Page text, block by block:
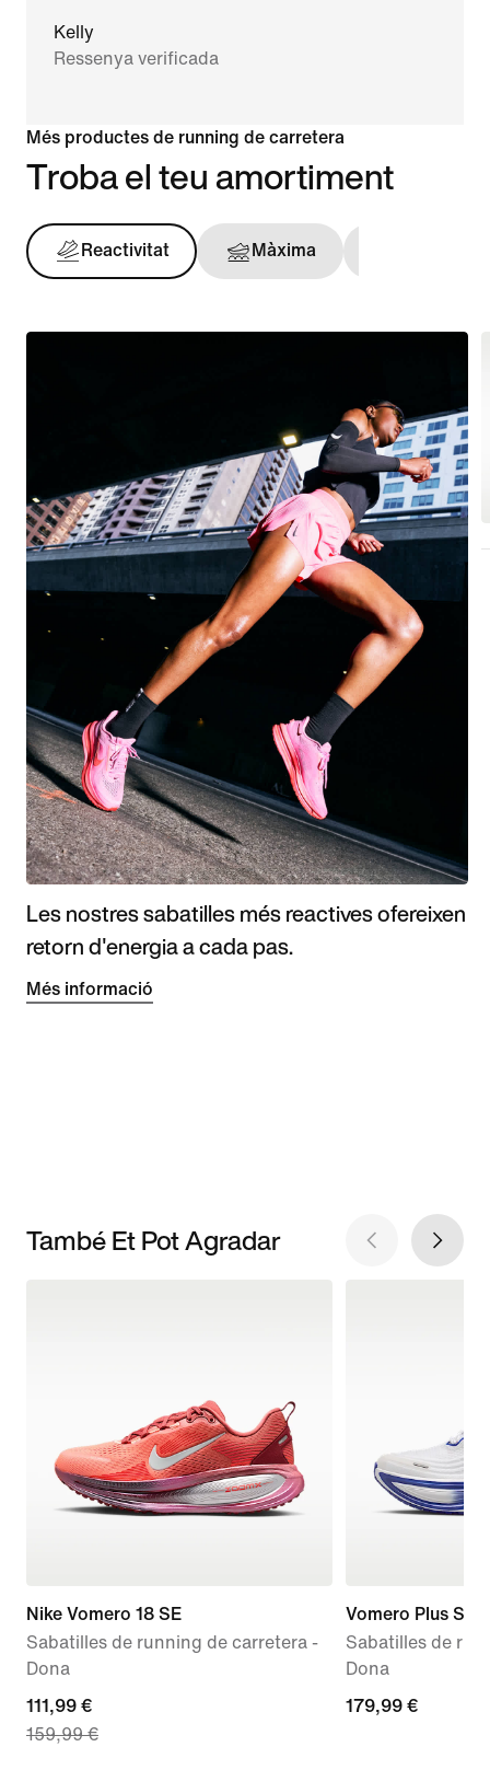
Kelly
Ressenya verificada
Més productes de running de carretera
Troba el teu amortiment
Reactivitat Màxima
Les nostres sabatilles més reactives ofereixen
retorn d'energia a cada pas.
Més informació
També Et Pot Agradar
Nike Vomero 18 SE
Sabatilles de running de carretera -
Dona
current
price
111,99 €
159,99 €
Vomero Plus SE
Sabatilles de
Dona
179,99 €
179,99 €